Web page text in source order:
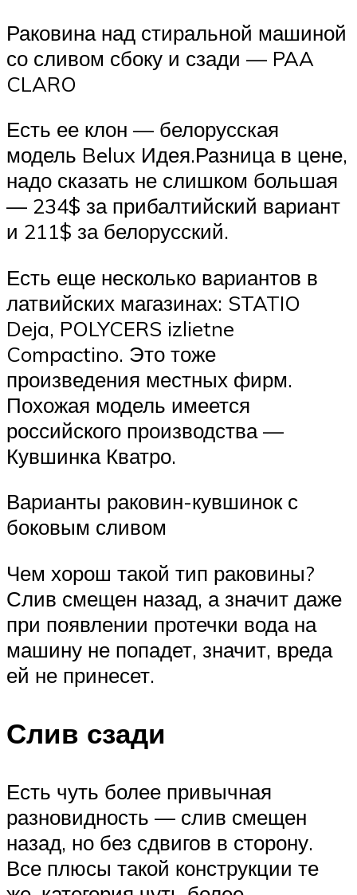
Раковина над стиральной машиной
со сливом сбоку и сзади — PAA
CLARO
Есть ее клон — белорусская
модель Belux Идея.Разница в цене,
надо сказать не слишком большая
— 234$ за прибалтийский вариант
и 211$ за белорусский.
Есть еще несколько вариантов в
латвийских магазинах: STATIO
Deja, POLYCERS izlietne
Compactino. Это тоже
произведения местных фирм.
Похожая модель имеется
российского производства —
Кувшинка Кватро.
Варианты раковин-кувшинок с
боковым сливом
Чем хорош такой тип раковины?
Слив смещен назад, а значит даже
при появлении протечки вода на
машину не попадет, значит, вреда
ей не принесет.
Слив сзади
Есть чуть более привычная
разновидность — слив смещен
назад, но без сдвигов в сторону.
Все плюсы такой конструкции те